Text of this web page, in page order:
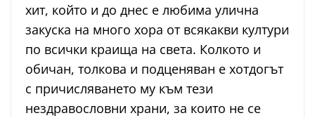
хит, който и до днес е любима улична
закуска на много хора от всякакви култури
по всички краища на света. Колкото и
обичан, толкова и подценяван е хотдогът
с причисляването му към тези
нездравословни храни, за които не се